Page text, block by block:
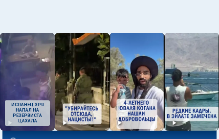
ИСПАНЕЦ ЗРЯ
НАПАЛ НА
РЕЗЕРВИСТА
ЦАХАЛА